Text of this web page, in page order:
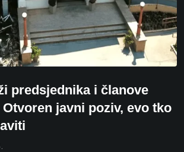
predsjednika i članove
javni poziv, evo tko